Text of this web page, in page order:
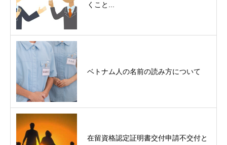
くこと...
ベトナム人の名前の読み方について
在留資格認定証明書交付申請不交付と